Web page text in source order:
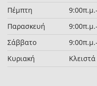
Πέμπτη
Παρασκευή
Σάββατο
Κυριακή
Κλειστά